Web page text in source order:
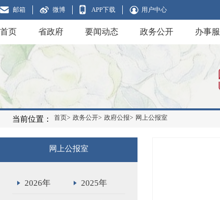
邮箱 微博 APP下载 用户中心
首页 省政府 要闻动态 政务公开 办事
当前位置： 首页> 政务公开> 政府公报> 网上公报室
网上公报室
2026年 2025年